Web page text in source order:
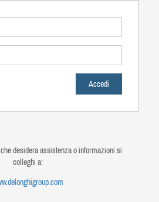
desidera assistenza o informazioni si
colleghi a: